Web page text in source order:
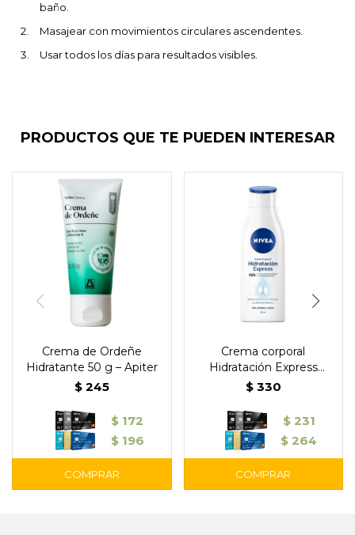
baño.
Masajear con movimientos circulares ascendentes.
Usar todos los días para resultados visibles.
PRODUCTOS QUE TE PUEDEN INTERESAR
Crema de Ordeñe
Hidratante 50 g – Apiter
$ 245
$ 172
$ 196
Crema corporal
Hidratación Express
250ml – Nivea
$ 330
$ 231
$ 264